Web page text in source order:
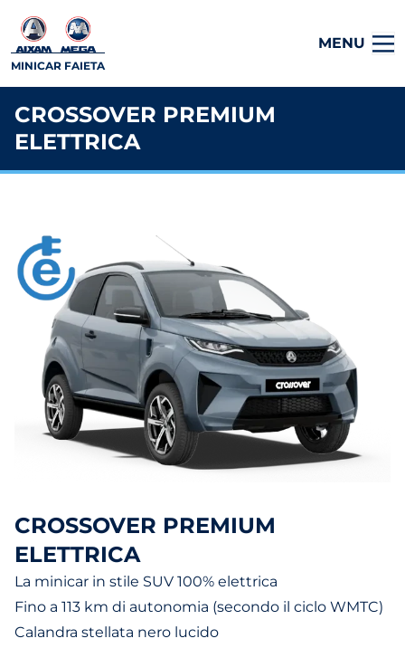
MINICAR FAIETA
MENU
CROSSOVER PREMIUM
ELETTRICA
CROSSOVER PREMIUM
ELETTRICA
La minicar in stile SUV 100% elettrica
Fino a 113 km di autonomia (secondo il ciclo WMTC)
Calandra stellata nero lucido